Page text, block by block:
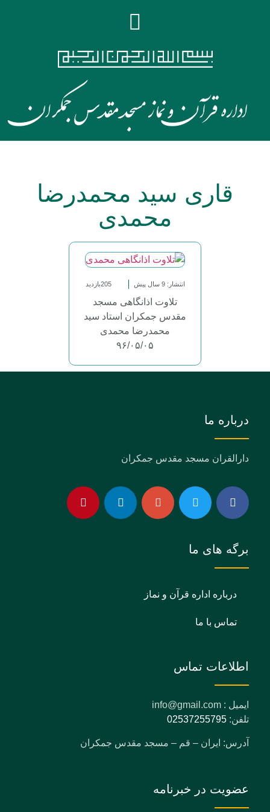
قاری سید محمدرضا
محمدی
انتشار: 9 سال پیش 205بازدید
تلاوت اذانگاهی مسجد
مقدس جمکران استاد سید
محمدرضا محمدی
۹۶/۰۵/۰۵
درباره ما
دارالقران مسجد مقدس جمکران
برگه های ما
درباره اداره قرآن و نماز
تماس با ما
اطلاعات تماس
ایمیل : info@gmail.com
تلفن: 02537255795
آدرس: ایران – قم – مسجد مقدس جمکران
عضویت در خبرنامه